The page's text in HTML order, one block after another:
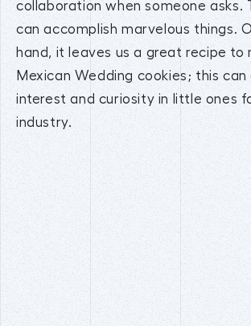
collaboration when someone asks.
can accomplish marvelous things.
hand, it leaves us a great recipe to
Mexican Wedding cookies; this can
interest and curiosity in little ones
industry.